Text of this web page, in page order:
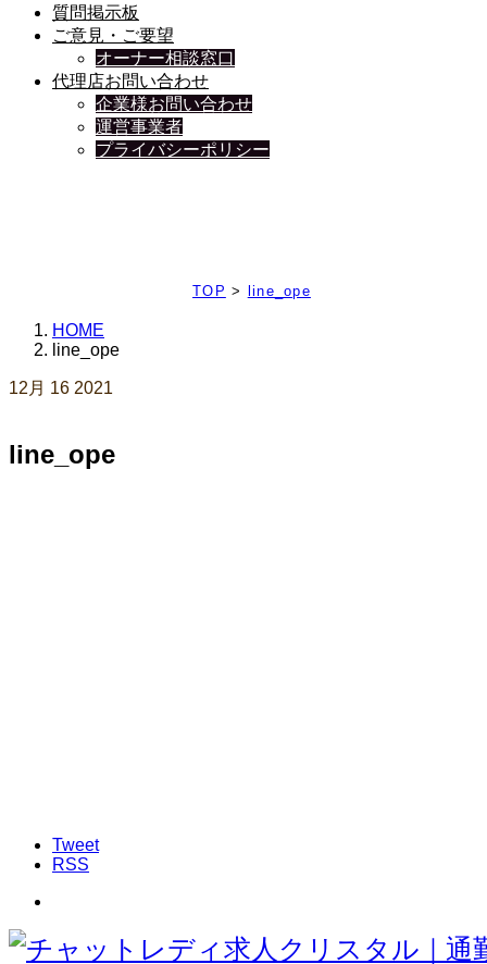
質問掲示板
ご意見・ご要望
オーナー相談窓口
代理店お問い合わせ
企業様お問い合わせ
運営事業者
プライバシーポリシー
TOP > line_ope
HOME
line_ope
12月 16 2021
line_ope
Tweet
RSS